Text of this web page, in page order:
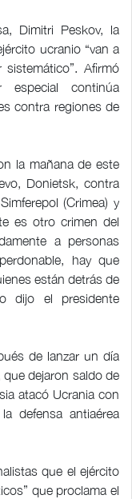
Dimitri Peskov, la
ucranio “van a
Afirmó
especial continúa
contra regiones de
la mañana de este
Donietsk, contra
(Crimea) y
es otro crimen del
a personas
hay que
están detrás de
dijo el presidente
de lanzar un día
dejaron saldo de
atacó Ucrania con
defensa antiaérea
que el ejército
que proclama el